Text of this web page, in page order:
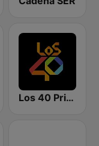
Los 40 Principales